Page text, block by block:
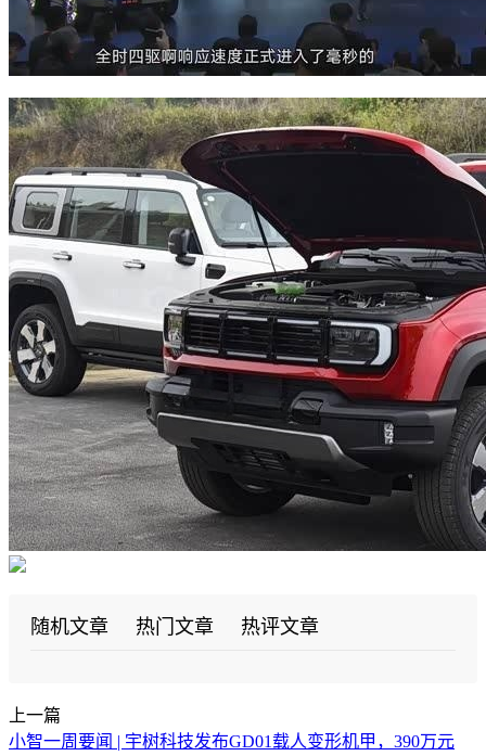
随机文章 热门文章 热评文章
上一篇
小智一周要闻 | 宇树科技发布GD01载人变形机甲，390万元